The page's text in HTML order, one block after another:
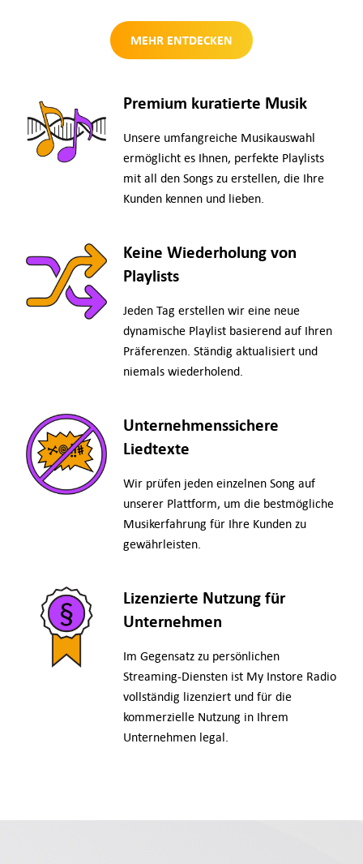
Premium kuratierte Musik
Unsere umfangreiche Musikauswahl
ermöglicht es Ihnen, perfekte Playlists
mit all den Songs zu erstellen, die Ihre
Kunden kennen und lieben.
Keine Wiederholung von
Playlists
Jeden Tag erstellen wir eine neue
dynamische Playlist basierend auf Ihren
Präferenzen. Ständig aktualisiert und
niemals wiederholend.
Unternehmenssichere
Liedtexte
Wir prüfen jeden einzelnen Song auf
unserer Plattform, um die bestmögliche
Musikerfahrung für Ihre Kunden zu
gewährleisten.
Lizenzierte Nutzung für
Unternehmen
Im Gegensatz zu persönlichen
Streaming-Diensten ist My Instore Radio
vollständig lizenziert und für die
kommerzielle Nutzung in Ihrem
Unternehmen legal.
MEHR ENTDECKEN